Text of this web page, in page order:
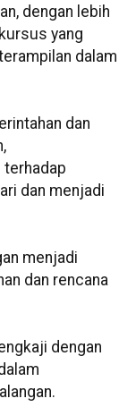
dengan lebih
yang
dalam
dan
terhadap
dan menjadi
menjadi
dan rencana
dengan